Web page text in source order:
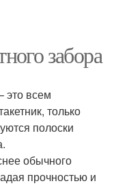
забора
это всем
только
полоски
обычного
прочностью и